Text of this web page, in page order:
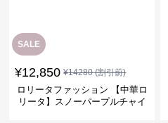
SALE
¥12,850 ¥14280(割引前)
ロリータファッション 【中華ロ
リータ】スノーパープルチャイ